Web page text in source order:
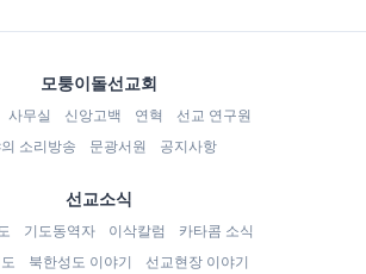
모퉁이돌선교회
사무실 신앙고백 연혁
선교 연구원
소리방송
문광서원 공지사항
선교소식
기도동역자 이삭칼럼
카타콤 소식
북한성도 이야기
선교현장 이야기